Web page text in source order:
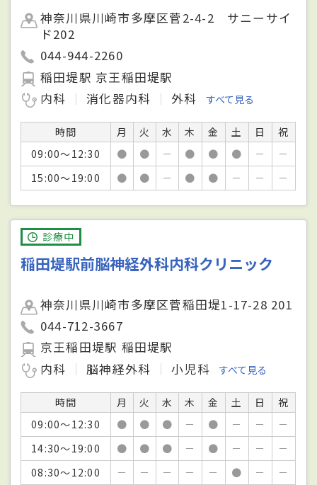
神奈川県川崎市多摩区菅2-4-2 サニーサイ
ド202
044-944-2260
稲田堤駅 京王稲田堤駅
内科
消化器内科 外科 すべて見る
時間 月 火 水 木 金 土 日
祝
09:00～12:30
● ● － ● ● ● －
－
15:00～19:00
● ● － ● ● － － －
診療中
稲田堤駅前脳神経外科内科クリニック
神奈川県川崎市多摩区菅稲田堤1-17-28 201
044-712-3667
京王稲田堤駅 稲田堤駅
内科
脳神経外科 小児科 すべて見る
時間 月 火 水 木 金 土 日
祝
09:00～12:30
● ● ● － ● － －
－
14:30～19:00
● ● ● － ● － －
－
08:30～12:00
－ － － － － ● －
－